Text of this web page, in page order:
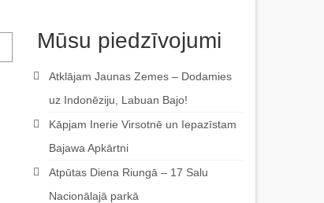
Mūsu piedzīvojumi
Atklājam Jaunas Zemes – Dodamies
uz Indonēziju, Labuan Bajo!
Kāpjam Inerie Virsotnē un Iepazīstam
Bajawa Apkārtni
Atpūtas Diena Riungā – 17 Salu
Nacionālajā parkā